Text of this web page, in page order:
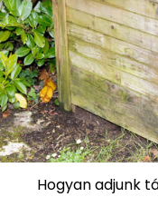
Hogyan adjunk